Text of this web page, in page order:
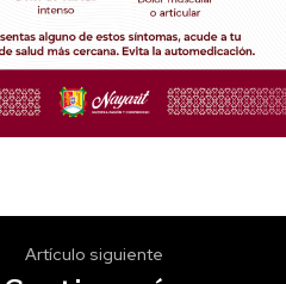
Artículo siguiente